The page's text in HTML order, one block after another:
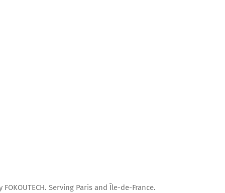
Serving Paris and Île-de-France.